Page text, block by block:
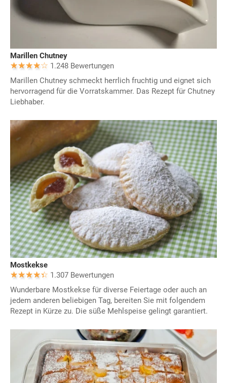
Marillen Chutney
1.248 Bewertungen
Marillen Chutney schmeckt herrlich fruchtig und eignet sich
hervorragend für die Vorratskammer. Das Rezept für Chutney
Liebhaber.
Mostkekse
1.307 Bewertungen
Wunderbare Mostkekse für diverse Feiertage oder auch an
jedem anderen beliebigen Tag, bereiten Sie mit folgendem
Rezept in Kürze zu. Die süße Mehlspeise gelingt garantiert.